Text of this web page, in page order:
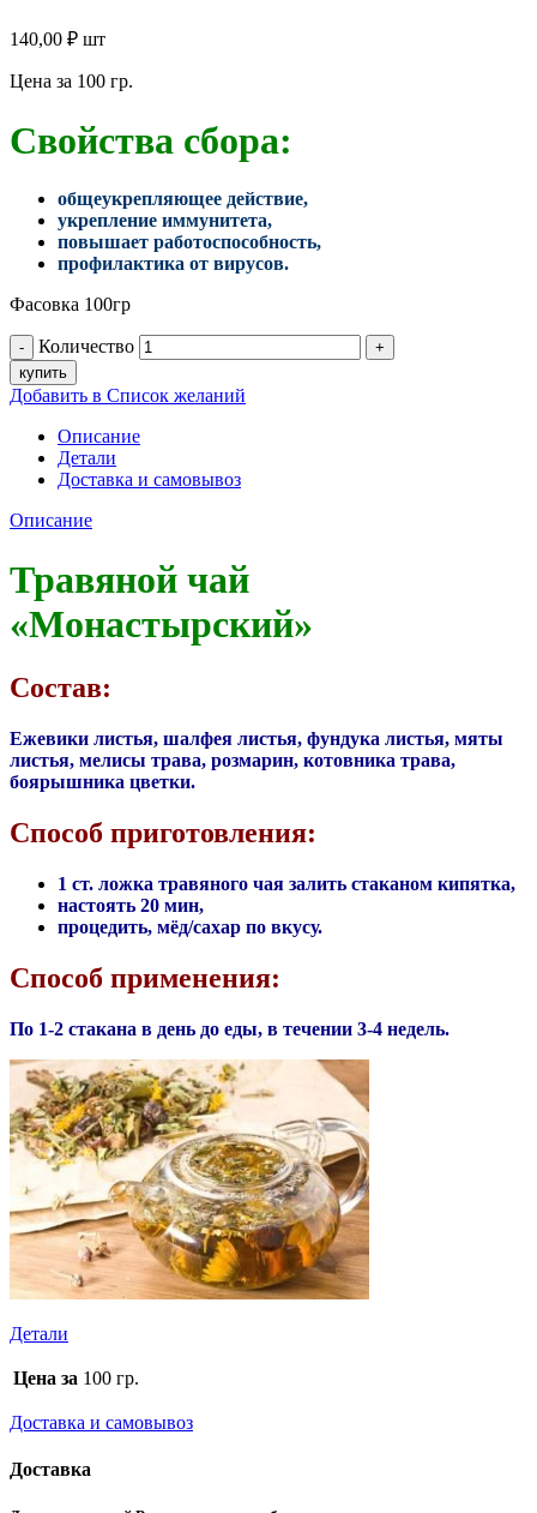
140,00 ₽ шт
Цена за 100 гр.
Свойства сбора:
общеукрепляющее действие,
укрепление иммунитета,
повышает работоспособность,
профилактика от вирусов.
Фасовка 100гр
Количество
купить
Добавить в Список желаний
Описание
Детали
Доставка и самовывоз
Описание
Травяной чай
«Монастырский»
Состав:
Ежевики листья, шалфея листья, фундука листья, мяты
листья, мелисы трава, розмарин, котовника трава,
боярышника цветки.
Способ приготовления:
1 ст. ложка травяного чая залить стаканом кипятка,
настоять 20 мин,
процедить, мёд/сахар по вкусу.
Способ применения:
По 1-2 стакана в день до еды, в течении 3-4 недель.
Детали
Цена за 100 гр.
Доставка и самовывоз
Доставка